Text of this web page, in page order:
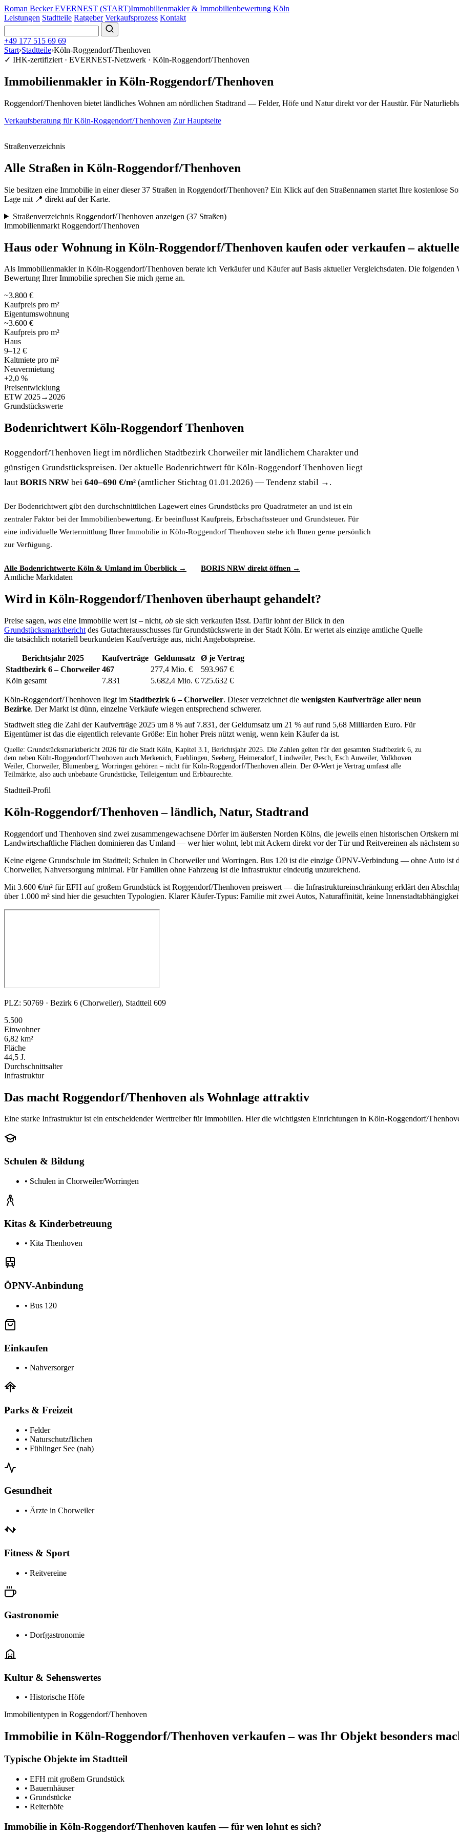
Roman Becker EVERNEST (START)Immobilienmakler & Immobilienbewertung Köln
Leistungen Stadtteile Ratgeber Verkaufsprozess Kontakt
+49 177 515 69 69
Start›Stadtteile›Köln-Roggendorf/Thenhoven
✓ IHK-zertifiziert · EVERNEST-Netzwerk · Köln-Roggendorf/Thenhoven
Immobilienmakler in Köln-Roggendorf/Thenhoven
Roggendorf/Thenhoven bietet ländliches Wohnen am nördlichen Stadtrand — Felder, Höfe und Natur direkt vor der Haustür. Für
Verkaufsberatung für Köln-Roggendorf/Thenhoven Zur Hauptseite
Straßenverzeichnis
Alle Straßen in Köln-Roggendorf/Thenhoven
Sie besitzen eine Immobilie in einer dieser 37 Straßen in Roggendorf/Thenhoven? Ein Klick auf den Straßennamen startet Ihre kostenlose
Lage mit 📍 direkt auf der Karte.
Straßenverzeichnis Roggendorf/Thenhoven anzeigen (37 Straßen)
Immobilienmarkt Roggendorf/Thenhoven
Haus oder Wohnung in Köln-Roggendorf/Thenhoven kaufen oder verkaufen –
Als Immobilienmakler in Köln-Roggendorf/Thenhoven berate ich Verkäufer und Käufer auf Basis aktueller Vergleichsdaten. Die folgenden
Bewertung Ihrer Immobilie sprechen Sie mich gerne an.
~3.800 €
Kaufpreis pro m²
Eigentumswohnung
~3.600 €
Kaufpreis pro m²
Haus
9–12 €
Kaltmiete pro m²
Neuvermietung
+2,0 %
Preisentwicklung
ETW 2025→2026
Grundstückswerte
Bodenrichtwert Köln-Roggendorf Thenhoven
Roggendorf/Thenhoven liegt im nördlichen Stadtbezirk Chorweiler mit ländlichem Charakter und
günstigen Grundstückspreisen. Der aktuelle Bodenrichtwert für Köln-Roggendorf Thenhoven liegt
laut BORIS NRW bei 640–690 €/m² (amtlicher Stichtag 01.01.2026) — Tendenz stabil →.
Der Bodenrichtwert gibt den durchschnittlichen Lagewert eines Grundstücks pro Quadratmeter an und ist ein
zentraler Faktor bei der Immobilienbewertung. Er beeinflusst Kaufpreis, Erbschaftssteuer und Grundsteuer. Für
eine individuelle Wertermittlung Ihrer Immobilie in Köln-Roggendorf Thenhoven stehe ich Ihnen gerne persönlich
zur Verfügung.
Alle Bodenrichtwerte Köln & Umland im Überblick → BORIS NRW direkt öffnen →
Amtliche Marktdaten
Wird in Köln-Roggendorf/Thenhoven überhaupt gehandelt?
Preise sagen, was eine Immobilie wert ist – nicht, ob sie sich verkaufen lässt. Dafür lohnt der Blick in den
Grundstücksmarktbericht des Gutachterausschusses für Grundstückswerte in der Stadt Köln. Er wertet als einzige amtliche Quelle
die tatsächlich notariell beurkundeten Kaufverträge aus, nicht Angebotspreise.
Berichtsjahr 2025 Kaufverträge Geldumsatz
Ø je Vertrag
Stadtbezirk 6 – Chorweiler 467 277,4 Mio. €
593.967 €
Köln gesamt
7.831 5.682,4 Mio. € 725.632 €
Köln-Roggendorf/Thenhoven liegt im Stadtbezirk 6 – Chorweiler. Dieser verzeichnet die wenigsten Kaufverträge aller neun
Bezirke. Der Markt ist dünn, einzelne Verkäufe wiegen entsprechend schwerer.
Stadtweit stieg die Zahl der Kaufverträge 2025 um 8 % auf 7.831, der Geldumsatz um 21 % auf rund 5,68 Milliarden Euro. Für
Eigentümer ist das die eigentlich relevante Größe: Ein hoher Preis nützt wenig, wenn kein Käufer da ist.
Quelle: Grundstücksmarktbericht 2026 für die Stadt Köln, Kapitel 3.1, Berichtsjahr 2025. Die Zahlen gelten für den gesamten Stadtbezirk 6, zu
dem neben Köln-Roggendorf/Thenhoven auch Merkenich, Fuehlingen, Seeberg, Heimersdorf, Lindweiler, Pesch, Esch Auweiler, Volkhoven
Weiler, Chorweiler, Blumenberg, Worringen gehören – nicht für Köln-Roggendorf/Thenhoven allein. Der Ø-Wert je Vertrag umfasst alle
Teilmärkte, also auch unbebaute Grundstücke, Teileigentum und Erbbaurechte.
Stadtteil-Profil
Köln-Roggendorf/Thenhoven – ländlich, Natur, Stadtrand
Roggendorf und Thenhoven sind zwei zusammengewachsene Dörfer im äußersten Norden Kölns, die jeweils einen historischen Ortskern
Landwirtschaftliche Flächen dominieren das Umland — wer hier wohnt, lebt mit Ackern direkt vor der Tür und Reitvereinen als nächstem
Keine eigene Grundschule im Stadtteil; Schulen in Chorweiler und Worringen. Bus 120 ist die einzige ÖPNV-Verbindung — ohne Auto ist
Chorweiler, Nahversorgung minimal. Für Familien ohne Fahrzeug ist die Infrastruktur eindeutig unzureichend.
Mit 3.600 €/m² für EFH auf großem Grundstück ist Roggendorf/Thenhoven preiswert — die Infrastruktureinschränkung erklärt den
über 1.000 m² sind hier die gesuchten Typologien. Klarer Käufer-Typus: Familie mit zwei Autos, Naturaffinität, keine
PLZ: 50769 · Bezirk 6 (Chorweiler), Stadtteil 609
5.500
Einwohner
6,82 km²
Fläche
44,5 J.
Durchschnittsalter
Infrastruktur
Das macht Roggendorf/Thenhoven als Wohnlage attraktiv
Eine starke Infrastruktur ist ein entscheidender Werttreiber für Immobilien. Hier die wichtigsten Einrichtungen in Köln-Roggendorf/
Schulen & Bildung
• Schulen in Chorweiler/Worringen
Kitas & Kinderbetreuung
• Kita Thenhoven
ÖPNV-Anbindung
• Bus 120
Einkaufen
• Nahversorger
Parks & Freizeit
• Felder
• Naturschutzflächen
• Fühlinger See (nah)
Gesundheit
• Ärzte in Chorweiler
Fitness & Sport
• Reitvereine
Gastronomie
• Dorfgastronomie
Kultur & Sehenswertes
• Historische Höfe
Immobilientypen in Roggendorf/Thenhoven
Immobilie in Köln-Roggendorf/Thenhoven verkaufen – was Ihr Objekt besonders
Typische Objekte im Stadtteil
• EFH mit großem Grundstück
• Bauernhäuser
• Grundstücke
• Reiterhöfe
Immobilie in Köln-Roggendorf/Thenhoven kaufen — für wen lohnt es sich?